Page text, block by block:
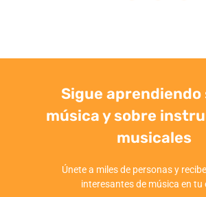
Sigue aprendiendo
música y sobre
musicales
Únete a miles de personas y
interesantes de música en tu